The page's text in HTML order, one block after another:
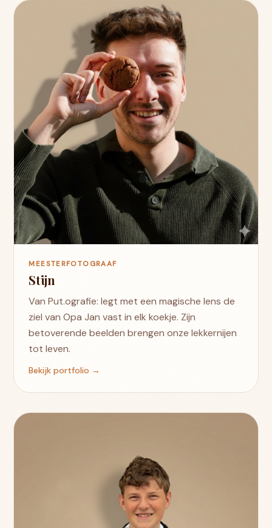
MEESTERFOTOGRAAF
Stijn
Van Put.ografie: legt met een magische lens de
ziel van Opa Jan vast in elk koekje. Zijn
betoverende beelden brengen onze lekkernijen
tot leven.
Bekijk portfolio →